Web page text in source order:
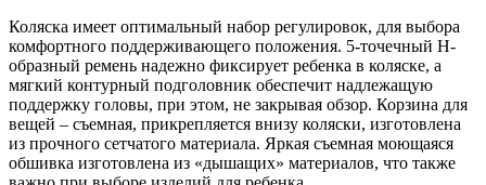
Коляска имеет оптимальный набор регулировок, для выбора
комфортного поддерживающего положения. 5-точечный Н-
образный ремень надежно фиксирует ребенка в коляске, а
мягкий контурный подголовник обеспечит надлежащую
поддержку головы, при этом, не закрывая обзор. Корзина для
вещей – съемная, прикрепляется внизу коляски, изготовлена
из прочного сетчатого материала. Яркая съемная моющаяся
обшивка изготовлена из «дышащих» материалов, что также